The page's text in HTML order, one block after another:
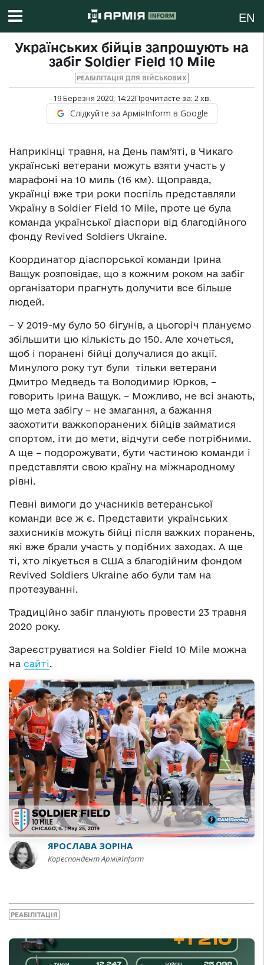
EN
Українських бійців запрошують на
забіг Soldier Field 10 Mile
РЕАБІЛІТАЦІЯ ДЛЯ ВІЙСЬКОВИХ
19 Березня 2020, 14:22Прочитаєте за: 2хв.
Слідкуйте за АрміяInform в Google
Наприкінці травня, на День пам’яті, в Чикаго
українські ветерани можуть взяти участь у
марафоні на 10 миль (16 км). Щоправда,
українці вже три роки поспіль представляли
Україну в Soldier Field 10 Mile, проте це була
команда української діаспори від благодійного
фонду Revived Soldiers Ukraine.
Координатор діаспорської команди Ірина
Ващук розповідає, що з кожним роком на забіг
організатори прагнуть долучити все більше
людей.
– У 2019-му було 50 бігунів, а цьогоріч плануємо
збільшити цю кількість до 150. Але хочеться,
щоб і поранені бійці долучалися до акції.
Минулого року тут були тільки ветерани
Дмитро Медведь та Володимир Юрков, –
говорить Ірина Ващук. – Можливо, не всі знають,
що мета забігу – не змагання, а бажання
заохотити важкопоранених бійців займатися
спортом, іти до мети, відчути себе потрібними.
А ще – подорожувати, бути частиною команди і
представляти свою країну на міжнародному
рівні.
Певні вимоги до учасників ветеранської
команди все ж є. Представити українських
захисників можуть бійці після важких поранень,
які вже брали участь у подібних заходах. А ще
ті, хто лікується в США з благодійним фондом
Revived Soldiers Ukraine або були там на
протезуванні.
Традиційно забіг планують провести 23 травня
2020 року.
Зареєструватися на Soldier Field 10 Mile можна
на сайті.
ЯРОСЛАВА ЗОРІНА
Кореспондент АрміяInform
РЕАБІЛІТАЦІЯ